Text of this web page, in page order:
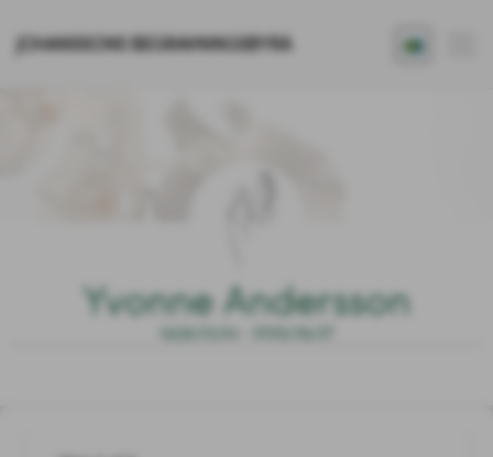
JOHANSSONS BEGRAVNINGSBYRÅ
Yvonne Andersson
1935.03.24 - 2025.09.27